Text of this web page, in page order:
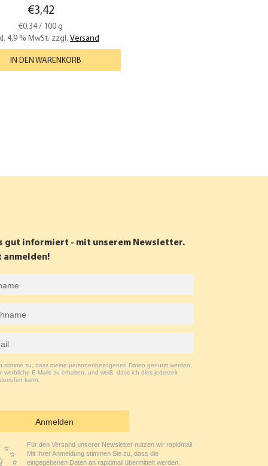
€3,42
€0,34/ 100 g
4,9 % MwSt. zzgl. Versand
IN DEN WARENKORB
gut informiert - mit unserem Newsletter.
anmelden!
stimme zu, dass meine personenbezogenen Daten genutzt werden,
werbliche E-Mails zu erhalten, und weiß, dass ich dies jederzeit
kann.
Anmelden
Für den Versand unserer Newsletter nutzen wir rapidmail.
Mit Ihrer Anmeldung stimmen Sie zu, dass die
eingegebenen Daten an rapidmail übermittelt werden.